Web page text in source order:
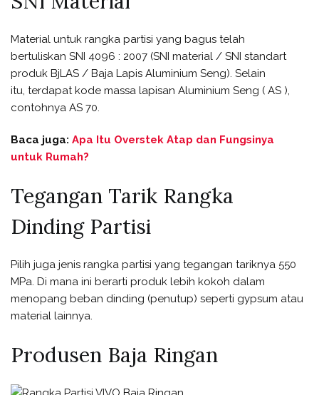
Material untuk rangka partisi yang bagus telah
bertuliskan SNI 4096 : 2007 (SNI material / SNI standart
produk BjLAS / Baja Lapis Aluminium Seng). Selain
itu, terdapat kode massa lapisan Aluminium Seng ( AS ),
contohnya AS 70.
Baca juga: Apa Itu Overstek Atap dan Fungsinya
untuk Rumah?
Tegangan Tarik Rangka
Dinding Partisi
Pilih juga jenis rangka partisi yang tegangan tariknya 550
MPa. Di mana ini berarti produk lebih kokoh dalam
menopang beban dinding (penutup) seperti gypsum atau
material lainnya.
Produsen Baja Ringan